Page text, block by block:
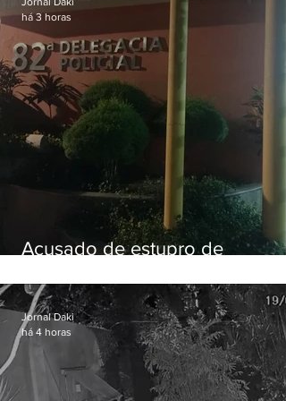
Acusado de estupro de
há 3 horas
Jornal Daki
há 4 horas